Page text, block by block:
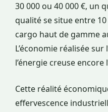
30 000 ou 40 000 €, un
qualité se situe entre
cargo haut de gamme
L’économie réalisée sur
l’énergie creuse encore
Cette réalité
effervescence